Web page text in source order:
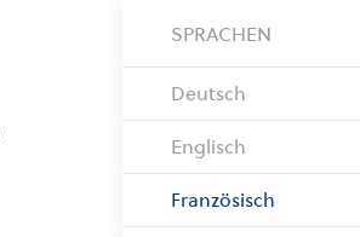
SPRACHEN
Deutsch
Englisch
Französisch